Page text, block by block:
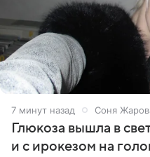
8 минут назад Соня
Глюкоза вышла в
и с ирокезом на